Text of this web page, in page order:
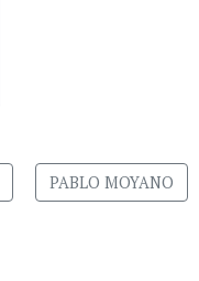
PABLO MOYANO